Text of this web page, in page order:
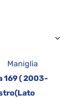
169 ( 2003-